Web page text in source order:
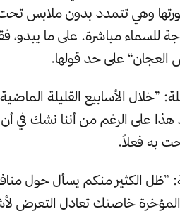
وهي تتمدد بدون ملابس
للسماء مباشرة. على ما يبدو،
على حد قولها.
”خلال الأسابيع القليلة
هذا على الرغم من أننا نشك في
به فعلاً.
خاصتك تعادل التعرض